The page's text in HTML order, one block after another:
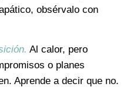
obsérvalo con
Al calor, pero
o planes
Aprende a decir que no.